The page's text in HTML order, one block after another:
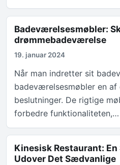
Badeværelsesmøbler:
drømmebadeværelse
19. januar 2024
Når man indretter sit
badeværelsesmøbler en
beslutninger. De rigtige
forbedre funktionaliteten,…
Kinesisk Restaurant:
Udover Det Sædvanlige